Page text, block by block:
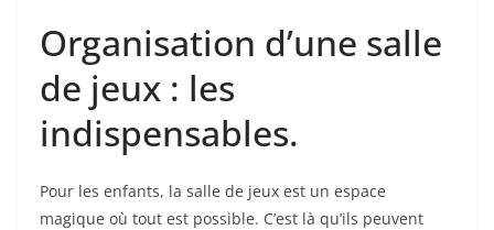
Organisation d’une salle
de jeux : les
indispensables.
Pour les enfants, la salle de jeux est un espace
magique où tout est possible. C’est là qu’ils peuvent